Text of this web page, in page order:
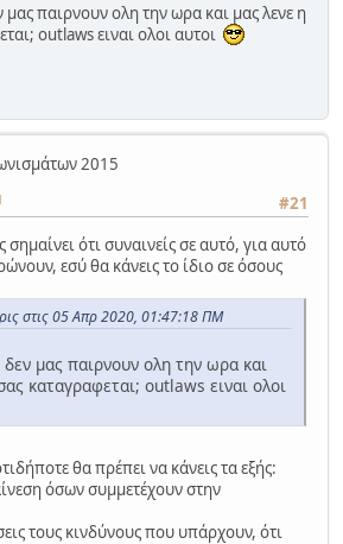
μας παιρνουν ολη την ωρα και μας λενε η
outlaws ειναι ολοι αυτοι
2015
#21
σημαίνει ότι συναινείς σε αυτό, για αυτό
εσύ θα κάνεις το ίδιο σε όσους
στις 05 Απρ 2020, 01:47:18 ΠΜ
δεν μας παιρνουν ολη την ωρα και
καταγραφεται; outlaws ειναι ολοι
θα πρέπει να κάνεις τα εξής:
όσων συμμετέχουν στην
τους κινδύνους που υπάρχουν, ότι